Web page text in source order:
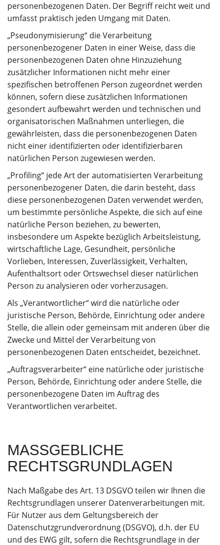
personenbezogenen Daten. Der Begriff reicht weit und
umfasst praktisch jeden Umgang mit Daten.
„Pseudonymisierung“ die Verarbeitung
personenbezogener Daten in einer Weise, dass die
personenbezogenen Daten ohne Hinzuziehung
zusätzlicher Informationen nicht mehr einer
spezifischen betroffenen Person zugeordnet werden
können, sofern diese zusätzlichen Informationen
gesondert aufbewahrt werden und technischen und
organisatorischen Maßnahmen unterliegen, die
gewährleisten, dass die personenbezogenen Daten
nicht einer identifizierten oder identifizierbaren
natürlichen Person zugewiesen werden.
„Profiling“ jede Art der automatisierten Verarbeitung
personenbezogener Daten, die darin besteht, dass
diese personenbezogenen Daten verwendet werden,
um bestimmte persönliche Aspekte, die sich auf eine
natürliche Person beziehen, zu bewerten,
insbesondere um Aspekte bezüglich Arbeitsleistung,
wirtschaftliche Lage, Gesundheit, persönliche
Vorlieben, Interessen, Zuverlässigkeit, Verhalten,
Aufenthaltsort oder Ortswechsel dieser natürlichen
Person zu analysieren oder vorherzusagen.
Als „Verantwortlicher“ wird die natürliche oder
juristische Person, Behörde, Einrichtung oder andere
Stelle, die allein oder gemeinsam mit anderen über die
Zwecke und Mittel der Verarbeitung von
personenbezogenen Daten entscheidet, bezeichnet.
„Auftragsverarbeiter“ eine natürliche oder juristische
Person, Behörde, Einrichtung oder andere Stelle, die
personenbezogene Daten im Auftrag des
Verantwortlichen verarbeitet.
MASSGEBLICHE R
ECHTSGRUNDLAGEN
Nach Maßgabe des Art. 13 DSGVO teilen wir Ihnen die
Rechtsgrundlagen unserer Datenverarbeitungen mit.
Für Nutzer aus dem Geltungsbereich der
Datenschutzgrundverordnung (DSGVO), d.h. der EU
und des EWG gilt, sofern die Rechtsgrundlage in der